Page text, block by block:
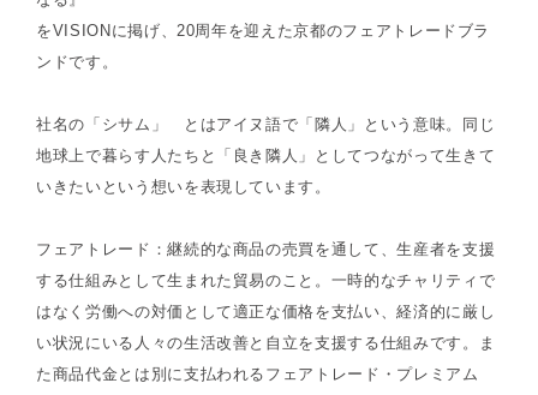
をVISIONに掲げ、20周年を迎えた京都のフェアトレードブラ
ンドです。
社名の「シサム」 とはアイヌ語で「隣人」という意味。同じ
地球上で暮らす人たちと「良き隣人」としてつながって生きて
いきたいという想いを表現しています。
フェアトレード：継続的な商品の売買を通して、生産者を支援
する仕組みとして生まれた貿易のこと。一時的なチャリティで
はなく労働への対価として適正な価格を支払い、経済的に厳し
い状況にいる人々の生活改善と自立を支援する仕組みです。ま
た商品代金とは別に支払われるフェアトレード・プレミアム